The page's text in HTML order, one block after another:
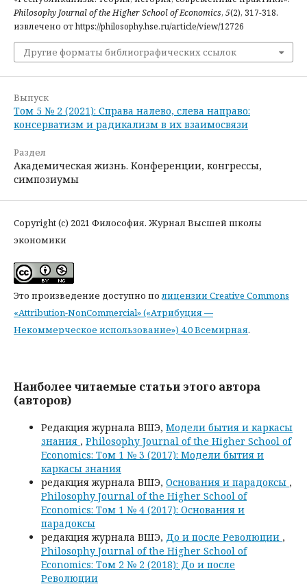
Philosophy Journal of the Higher School of Economics, 5(2), 317-318.
извлечено от https://philosophy.hse.ru/article/view/12726
Другие форматы библиографических ссылок
Выпуск
Том 5 № 2 (2021): Справа налево, слева направо:
консерватизм и радикализм в их взаимосвязи
Раздел
Академическая жизнь. Конференции, конгрессы,
симпозиумы
Copyright (c) 2021 Философия. Журнал Высшей школы
экономики
Это произведение доступно полицензии Creative Commons
«Attribution-NonCommercial» («Атрибуция —
Некоммерческое использование») 4.0 Всемирная.
Наиболее читаемые статьи этого автора
(авторов)
Редакция журнала ВШЭ, Модели бытия и каркасы
знания , Philosophy Journal of the Higher School of
Economics: Том 1 № 3 (2017): Модели бытия и
каркасы знания
редакция журнала ВШЭ, Основания и парадоксы ,
Philosophy Journal of the Higher School of
Economics: Том 1 № 4 (2017): Основания и
парадоксы
редакция журнала ВШЭ, До и после Революции ,
Philosophy Journal of the Higher School of
Economics: Том 2 № 2 (2018): До и после
Революции